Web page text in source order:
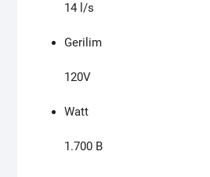
14 l/s
Gerilim
120V
Watt
1.700 B